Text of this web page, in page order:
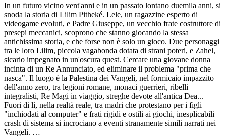
In un futuro vicino vent'anni e in un passato lontano duemila anni, si
snoda la storia di Lilim Pitheké. Lele, un ragazzine esperto di
videogame evoluti, e Padre Giuseppe, un vecchio frate costruttore di
presepi meccanici, scoprono che stanno giocando la stessa
antichissima storia, e che forse non è solo un gioco. Due personaggi
tra le loro Lilim, piccola vagabonda dotata di strani poteri, e Zahel,
sicario impegnato in un'oscura quest. Cercare una giovane donna
incinta di un Re Annunciato, ed eliminare il problema "prima che
nasca". Il luogo è la Palestina dei Vangeli, nel formicaio impazzito
dell'anno zero, tra legioni romane, monaci guerrieri, ribelli
integralisti, Re Magi in viaggio, streghe devote all'antica Dea...
Fuori di lì, nella realtà reale, tra madri che protestano per i figli
"inchiodati al computer" e frati rigidi e ostili ai giochi, inesplicabili
crash di sistema si incrociano a eventi stranamente simili narrati nei
Vangeli. …